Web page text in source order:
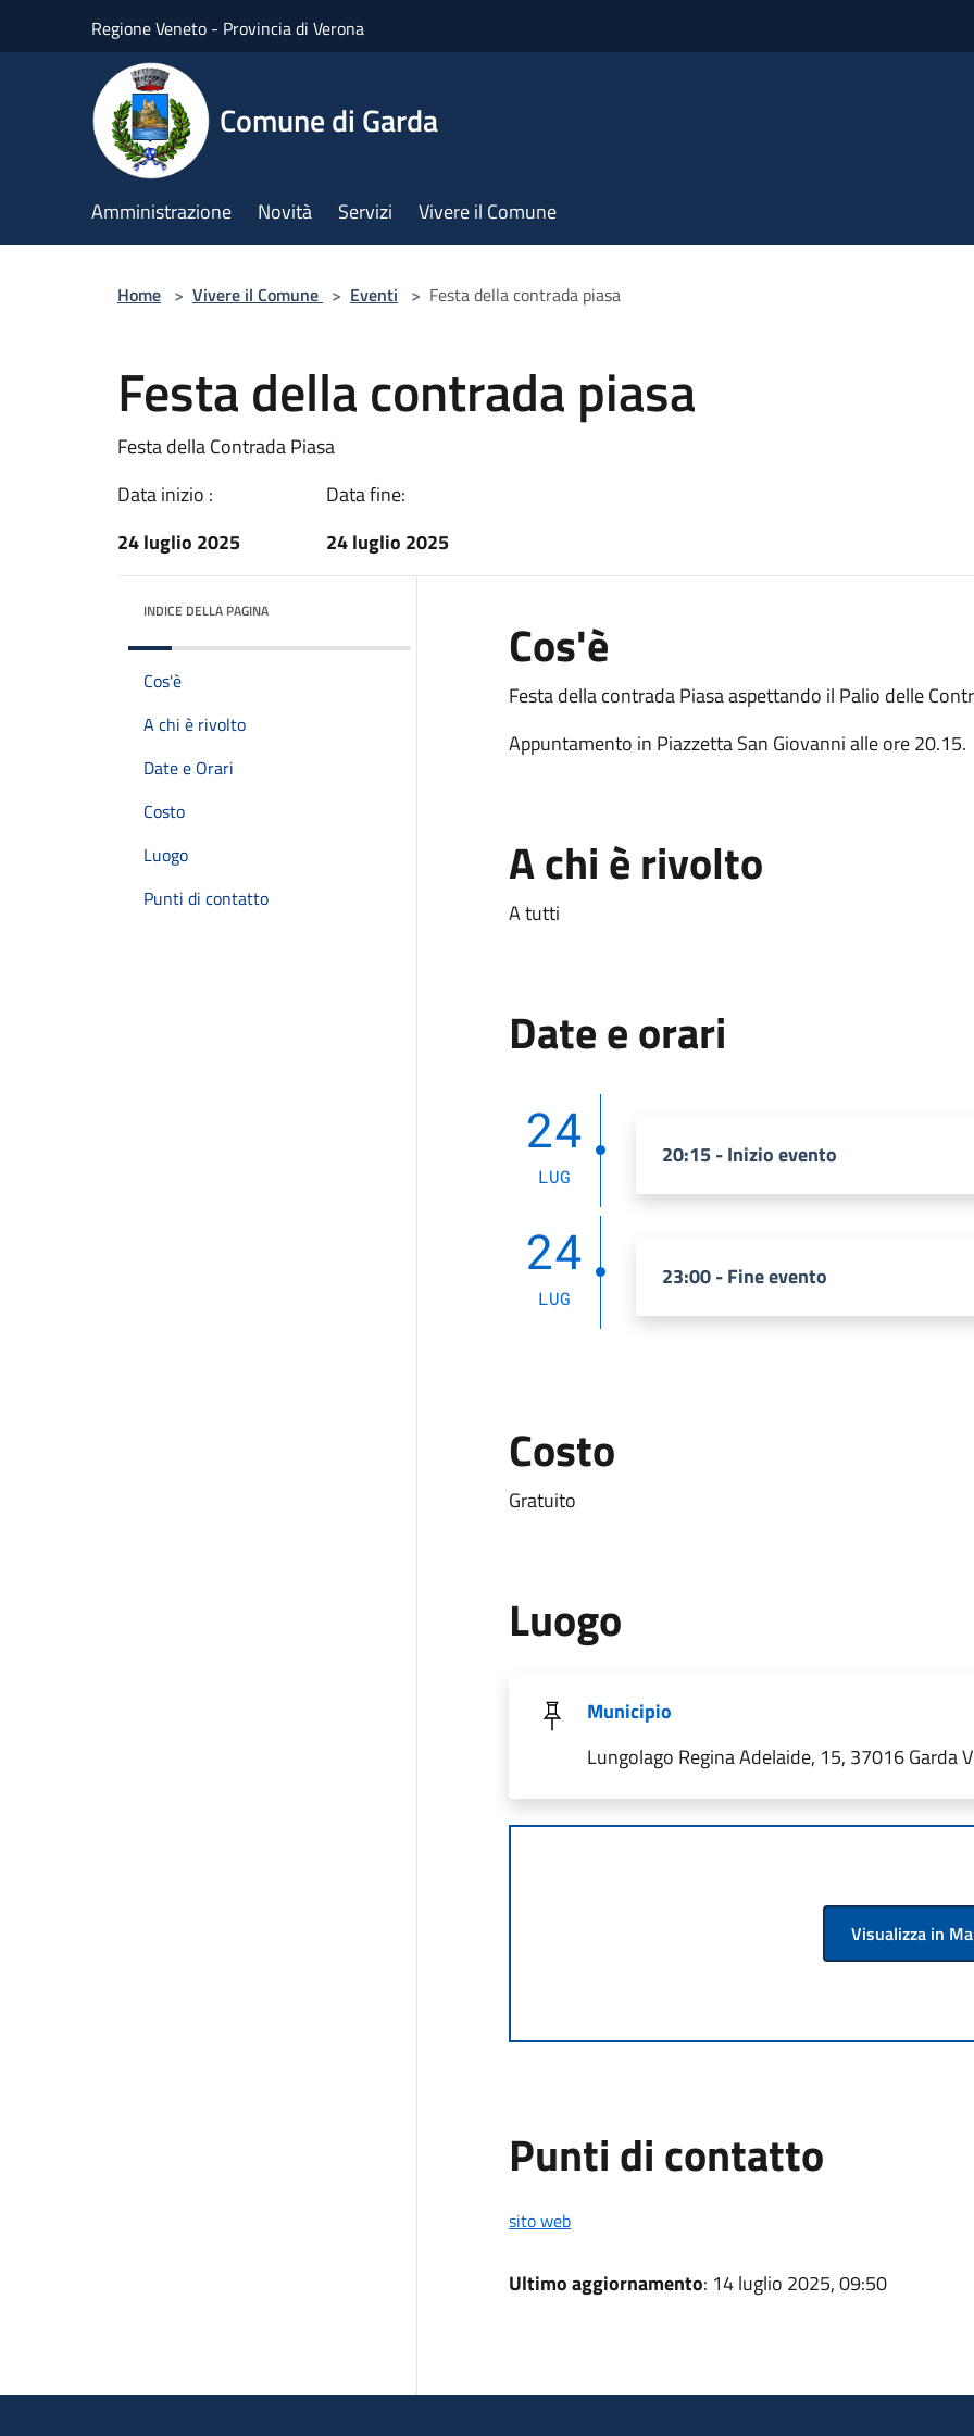
Regione Veneto - Provincia di Verona
Comune di Garda
Amministrazione Novità Servizi Vivere il Comune
Home > Vivere il Comune > Eventi > Festa della contrada piasa
Festa della contrada piasa
Festa della Contrada Piasa
Data inizio :
24 luglio 2025
Data fine:
24 luglio 2025
INDICE DELLA PAGINA
Cos'è
A chi è rivolto
Date e Orari
Costo
Luogo
Punti di contatto
Cos'è
Festa della contrada Piasa aspettando il Palio delle
Appuntamento in Piazzetta San Giovanni alle ore 20.15.
A chi è rivolto
A tutti
Date e orari
24
LUG
20:15 - Inizio evento
24
LUG
23:00 - Fine evento
Costo
Gratuito
Luogo
Municipio
Lungolago Regina Adelaide, 15, 37016 Garda
Visualizza in
Punti di contatto
sito web
Ultimo aggiornamento: 14 luglio 2025, 09:50